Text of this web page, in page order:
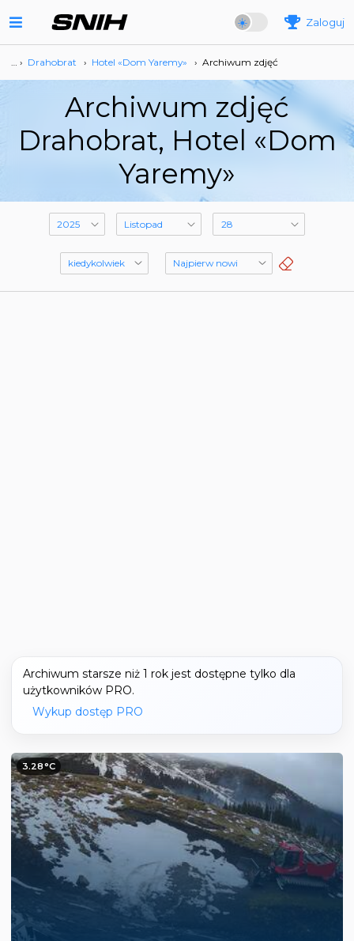
Zaloguj
… › Drahobrat › Hotel «Dom Yaremy» › Archiwum zdjęć
Archiwum zdjęć
Drahobrat, Hotel «Dom
Yaremy»
Archiwum starsze niż 1 rok jest dostępne tylko dla
użytkowników PRO.
Wykup dostęp PRO
3.28°C